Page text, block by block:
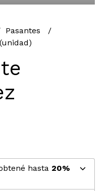
Pasantes
hasta 20%